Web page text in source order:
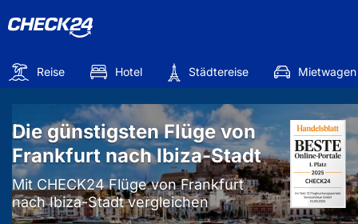
Reise Hotel Städtereise Mietwagen
Die günstigsten Flüge von
Frankfurt nach Ibiza-Stadt
Mit CHECK24 Flüge von Frankfurt
nach Ibiza-Stadt vergleichen